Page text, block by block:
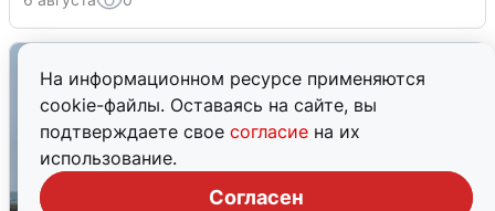
На информационном ресурсе применяются
cookie-файлы. Оставаясь на сайте, вы
подтверждаете свое согласие на их
использование.
Согласен